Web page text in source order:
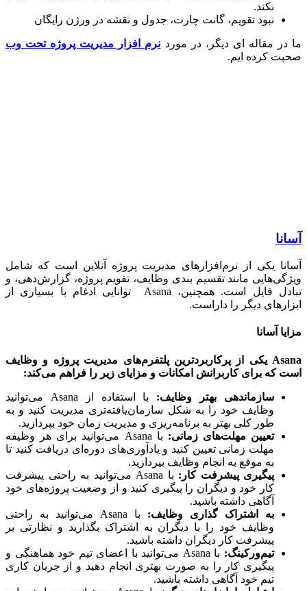
نبود تقویم، گانت چارت، جدول و نقشه در ورژن رایگان
مقاله ای دیگر، در موردنرم افزار مدیریت پروژه تحت وب
کرده ایم.
یکی از نرم‌افزارهای مدیریت پروژه آنلاین است که شامل
مانند تقسیم بندی وظایف، تقویم پروژه، گزارش‌دهی، و
تبادل فایل است. همچنین، Asana توانایی ادغام با بسیاری از
دیگر را داراست.
آسانا
Asana یکی از پرکاربردترین پلتفرم‌های مدیریت پروژه و وظایف
که برای کاربرانش امکانات و مزایای زیر را فراهم می‌کند:
سازماندهی بهتر وظایف:
با استفاده از Asana می‌توانید
وظایف خود را به شکل سازمان‌یافته‌تری مدیریت کنید و به
طور کلی بهتر به برنامه‌ریزی و مدیریت زمان خود بپردازید.
تعیین مهلت‌های زمانی:
با Asana می‌توانید برای هر وظیفه
مهلت زمانی تعیین کنید و یادآوری‌های دوره‌ای دریافت کنید تا
به موقع به انجام وظایف بپردازید.
پیگیری پیشرفت کار:
با Asana می‌توانید به راحتی پیشرفت
کار خود و دیگران را پیگیری کنید و از وضعیت پروژه‌های خود
آگاهی داشته باشید.
به اشتراک گذاری وظایف:
با Asana می‌توانید به راحتی
وظایف خود را با دیگران به اشتراک بگذارید و نظارتی بر
پیشرفت کار دیگران داشته باشید.
تیم‌ورکینگ:
با Asana می‌توانید با اعضای تیم خود هماهنگی و
پیگیری کار را به صورت بهتری انجام دهید و از جریان کاری
تیم خود آگاهی داشته باشید.